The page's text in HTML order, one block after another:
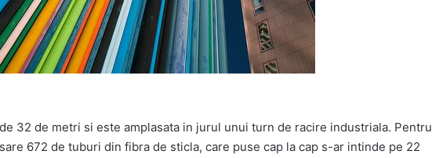
32 de metri si este amplasata in jurul unui turn de racire industriala. Pentru
672 de tuburi din fibra de sticla, care puse cap la cap s-ar intinde pe 22